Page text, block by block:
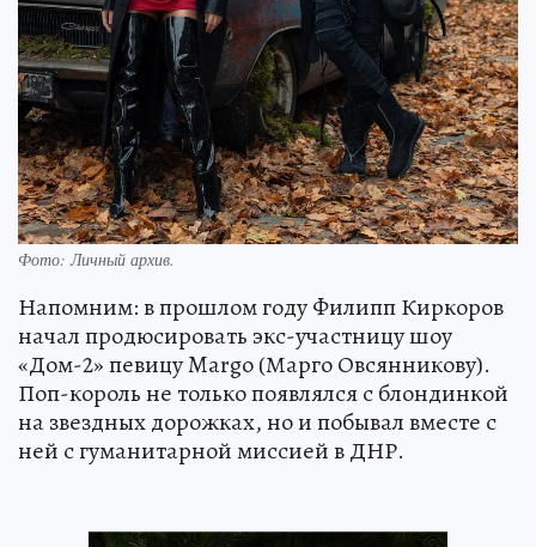
Фото:Личный архив.
Напомним: в прошлом году Филипп Киркоров
начал продюсировать экс-участницу шоу
«Дом-2» певицу Margo (Марго Овсянникову).
Поп-король не только появлялся с блондинкой
на звездных дорожках, но и побывал вместе с
ней с гуманитарной миссией в ДНР.